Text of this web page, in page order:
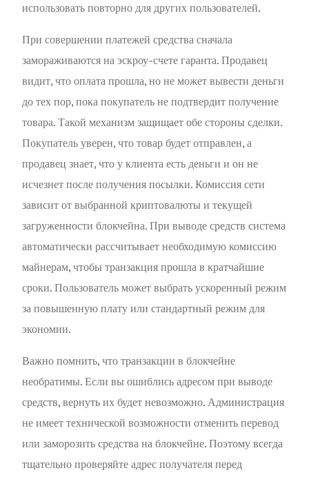
использовать повторно для других пользователей.
При совершении платежей средства сначала
замораживаются на эскроу-счете гаранта. Продавец
видит, что оплата прошла, но не может вывести деньги
до тех пор, пока покупатель не подтвердит получение
товара. Такой механизм защищает обе стороны сделки.
Покупатель уверен, что товар будет отправлен, а
продавец знает, что у клиента есть деньги и он не
исчезнет после получения посылки. Комиссия сети
зависит от выбранной криптовалюты и текущей
загруженности блокчейна. При выводе средств система
автоматически рассчитывает необходимую комиссию
майнерам, чтобы транзакция прошла в кратчайшие
сроки. Пользователь может выбрать ускоренный режим
за повышенную плату или стандартный режим для
экономии.
Важно помнить, что транзакции в блокчейне
необратимы. Если вы ошиблись адресом при выводе
средств, вернуть их будет невозможно. Администрация
не имеет технической возможности отменить перевод
или заморозить средства на блокчейне. Поэтому всегда
тщательно проверяйте адрес получателя перед